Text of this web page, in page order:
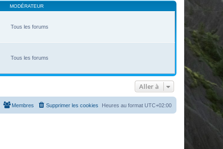
MODÉRATEUR
Tous les forums
Tous les forums
Aller à
Heures au format UTC+02:00
Supprimer les cookies
Membres